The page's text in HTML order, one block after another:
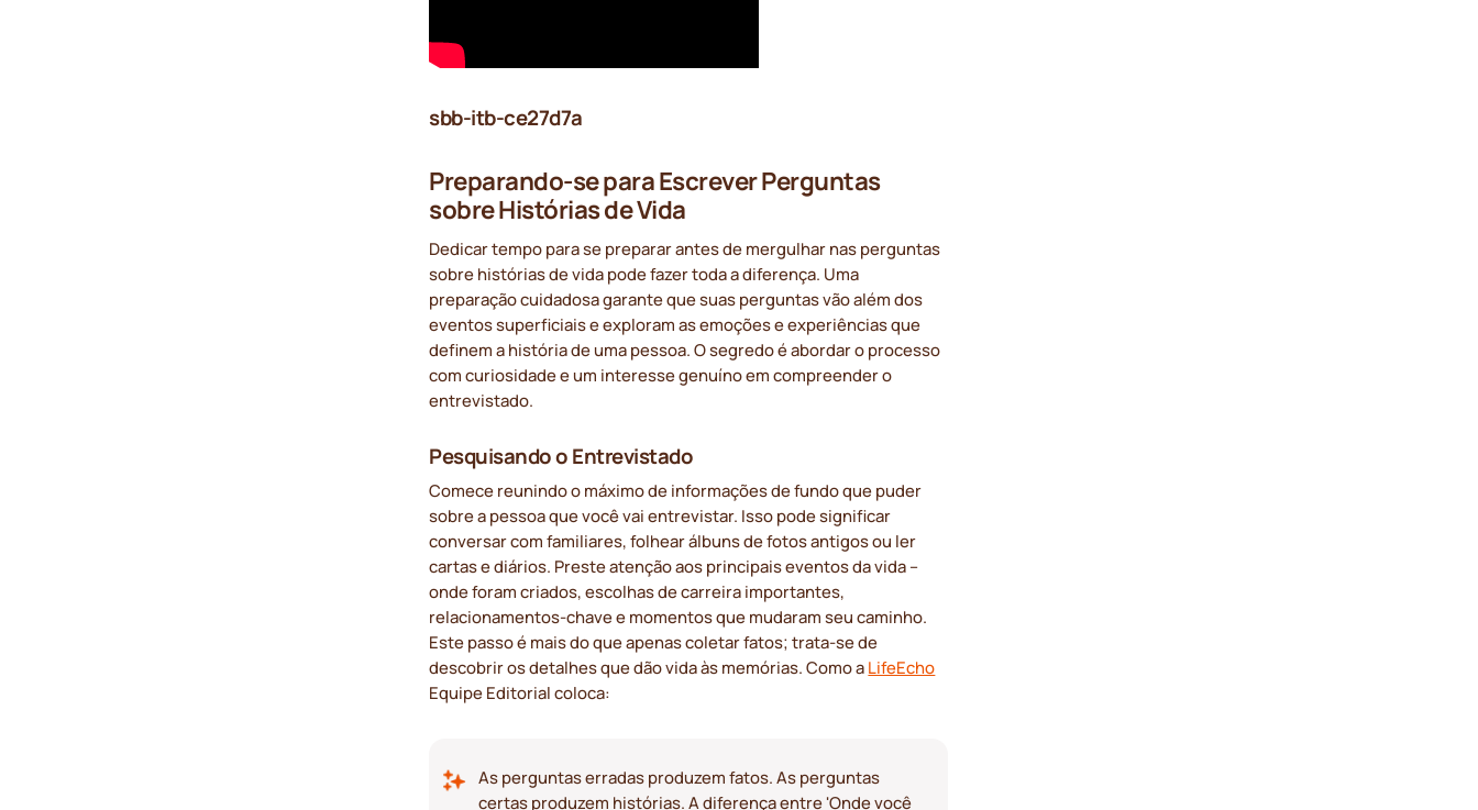
sbb-itb-ce27d7a
Preparando-se para Escrever Perguntas
sobre Histórias de Vida
Dedicar tempo para se preparar antes de mergulhar nas perguntas
sobre histórias de vida pode fazer toda a diferença. Uma
preparação cuidadosa garante que suas perguntas vão além dos
eventos superficiais e exploram as emoções e experiências que
definem a história de uma pessoa. O segredo é abordar o processo
com curiosidade e um interesse genuíno em compreender o
entrevistado.
Pesquisando o Entrevistado
Comece reunindo o máximo de informações de fundo que puder
sobre a pessoa que você vai entrevistar. Isso pode significar
conversar com familiares, folhear álbuns de fotos antigos ou ler
cartas e diários. Preste atenção aos principais eventos da vida –
onde foram criados, escolhas de carreira importantes,
relacionamentos-chave e momentos que mudaram seu caminho.
Este passo é mais do que apenas coletar fatos; trata-se de
descobrir os detalhes que dão vida às memórias. Como a LifeEcho
Equipe Editorial coloca:
As perguntas erradas produzem fatos. As perguntas
certas produzem histórias. A diferença entre 'Onde você